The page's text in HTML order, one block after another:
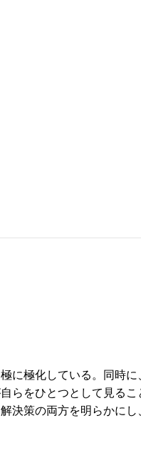
に極化している。同時に
らをひとつとして見るこ
決策の両方を明らかにし